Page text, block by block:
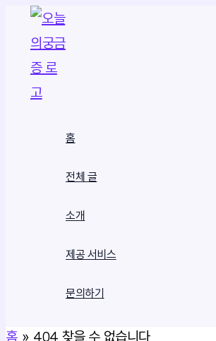
홈
전체 글
소개
제공 서비스
문의하기
홈 404 찾을 수 없습니다